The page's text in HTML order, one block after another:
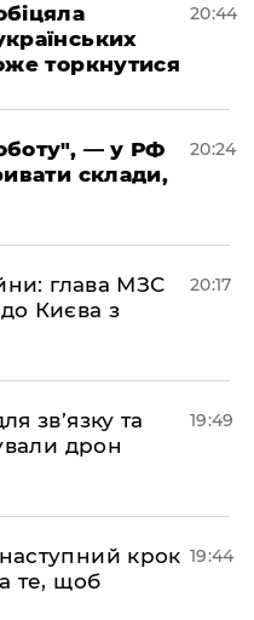
торкнутися
20:44
— у РФ
склади,
20:24
глава МЗС
Києва з
20:17
зв’язку та
дрон
19:49
крок
те, щоб
19:44